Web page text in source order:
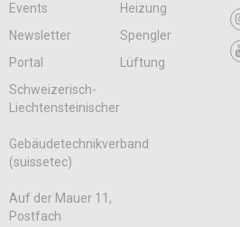
Events
Heizung
Newsletter
Spengler
Portal
Lüftung
Schweizerisch-
Liechtensteinischer
Gebäudetechnikverband
(suissetec)
Auf der Mauer 11,
Postfach